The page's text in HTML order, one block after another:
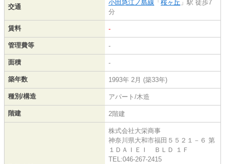
交通
小田急江ノ島線 「 桜ヶ丘 」駅 徒歩7
分
賃料 -
管理費等 -
面積 -
築年数 1993年 2月 (築33年)
種別/構造 アパート/木造
階建 2階建
株式会社大栄商事
神奈川県大和市福田５５２１－６ 第
１ＤＡＩＥＩ ＢＬＤ １Ｆ
TEL:046-267-2415